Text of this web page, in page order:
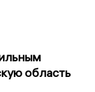
область